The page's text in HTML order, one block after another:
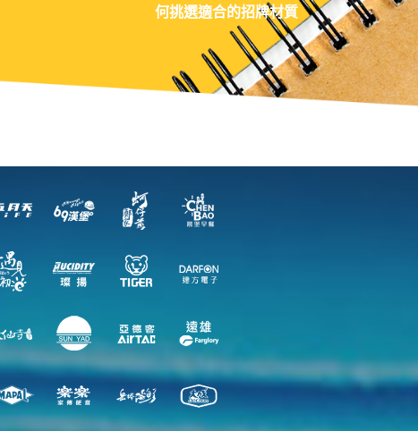
案，讓你的品牌一眼就被記住！
何挑選適合的招牌材質